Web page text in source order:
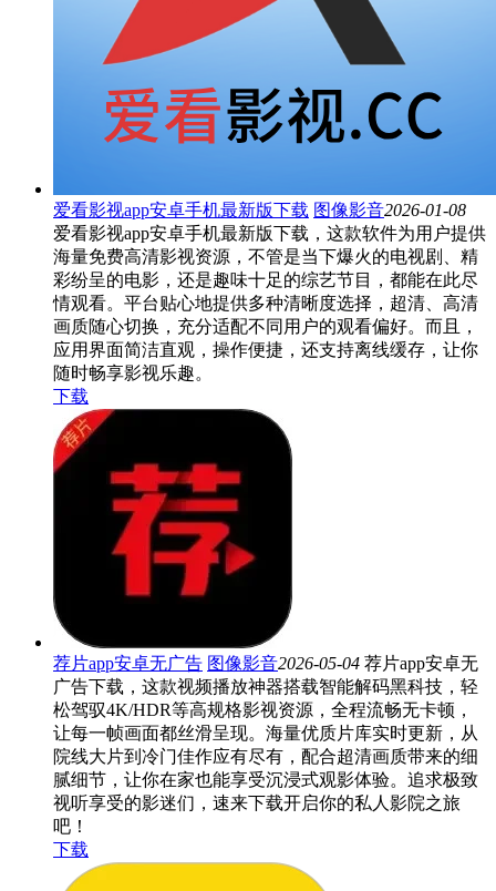
爱看影视app安卓手机最新版下载 图像影音2026-01-08
爱看影视app安卓手机最新版下载，这款软件为用户提供
海量免费高清影视资源，不管是当下爆火的电视剧、精
彩纷呈的电影，还是趣味十足的综艺节目，都能在此尽
情观看。平台贴心地提供多种清晰度选择，超清、高清
画质随心切换，充分适配不同用户的观看偏好。而且，
应用界面简洁直观，操作便捷，还支持离线缓存，让你
随时畅享影视乐趣。
下载
荐片app安卓无广告 图像影音2026-05-04 荐片app安卓无
广告下载，这款视频播放神器搭载智能解码黑科技，轻
松驾驭4K/HDR等高规格影视资源，全程流畅无卡顿，
让每一帧画面都丝滑呈现。海量优质片库实时更新，从
院线大片到冷门佳作应有尽有，配合超清画质带来的细
腻细节，让你在家也能享受沉浸式观影体验。追求极致
视听享受的影迷们，速来下载开启你的私人影院之旅
吧！
下载